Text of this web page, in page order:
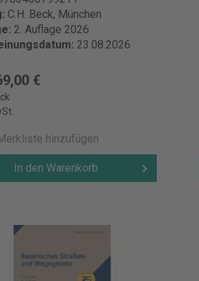
C.H. Beck, München
2. Auflage 2026
23.08.2026
€
hinzufügen
In den Warenkorb